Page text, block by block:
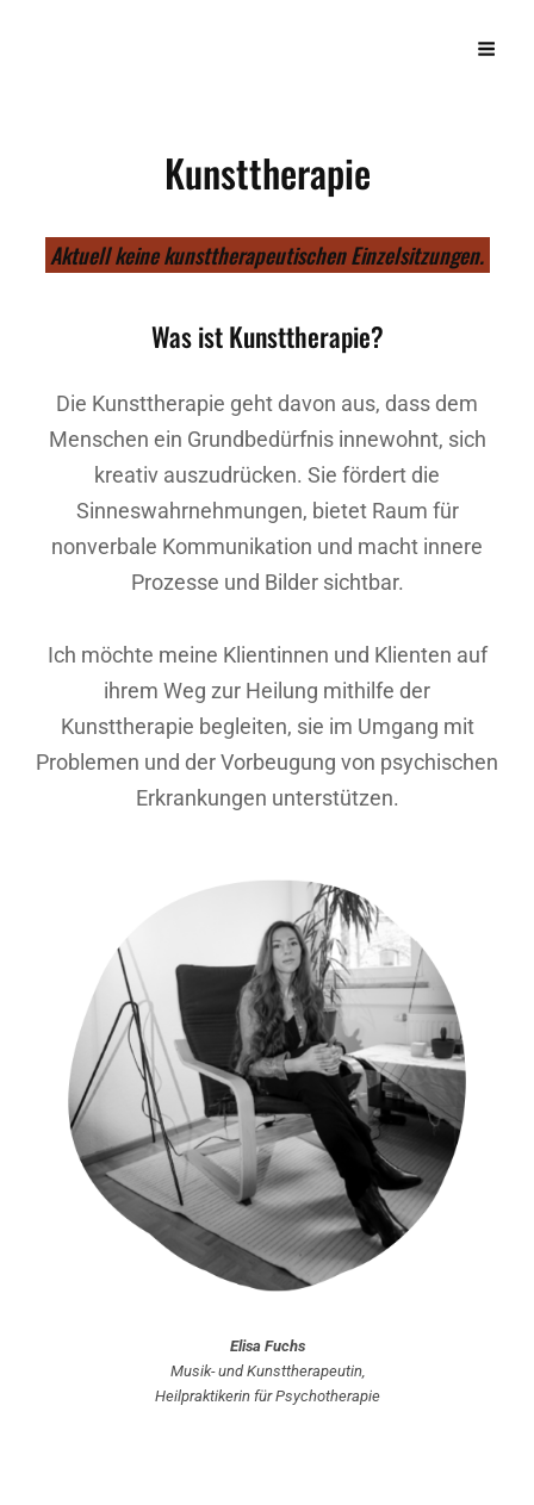
Künstlerin, Sängerin, Grafik, Fotografie, Musik- Und Kunsttherapeutin
Kunsttherapie
Aktuell keine kunsttherapeutischen Einzelsitzungen.
Was ist Kunsttherapie?
Die Kunsttherapie geht davon aus, dass dem
Menschen ein Grundbedürfnis innewohnt, sich
kreativ auszudrücken. Sie fördert die
Sinneswahrnehmungen, bietet Raum für
nonverbale Kommunikation und macht innere
Prozesse und Bilder sichtbar.
Ich möchte meine Klientinnen und Klienten auf
ihrem Weg zur Heilung mithilfe der
Kunsttherapie begleiten, sie im Umgang mit
Problemen und der Vorbeugung von psychischen
Erkrankungen unterstützen.
Elisa Fuchs
Musik- und Kunsttherapeutin,
Heilpraktikerin für Psychotherapie